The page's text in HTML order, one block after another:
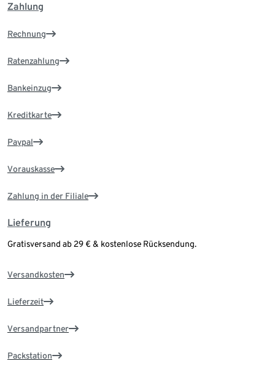
Zahlung
Rechnung
Ratenzahlung
Bankeinzug
Kreditkarte
Paypal
Vorauskasse
Zahlung in der Filiale
Lieferung
Gratisversand ab 29 € & kostenlose Rücksendung.
Versandkosten
Lieferzeit
Versandpartner
Packstation